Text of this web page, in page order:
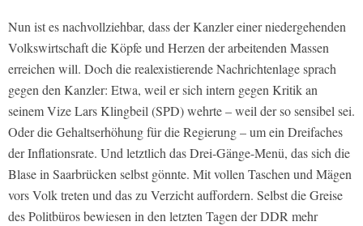
Nun ist es nachvollziehbar, dass der Kanzler einer niedergehenden
Volkswirtschaft die Köpfe und Herzen der arbeitenden Massen
erreichen will. Doch die realexistierende Nachrichtenlage sprach
gegen den Kanzler: Etwa, weil er sich intern gegen Kritik an
seinem Vize Lars Klingbeil (SPD) wehrte – weil der so sensibel sei.
Oder die Gehaltserhöhung für die Regierung – um ein Dreifaches
der Inflationsrate. Und letztlich das Drei-Gänge-Menü, das sich die
Blase in Saarbrücken selbst gönnte. Mit vollen Taschen und Mägen
vors Volk treten und das zu Verzicht auffordern. Selbst die Greise
des Politbüros bewiesen in den letzten Tagen der DDR mehr